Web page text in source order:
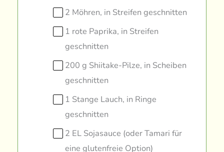
2 Möhren, in Streifen geschnitten
1 rote Paprika, in Streifen
geschnitten
200 g Shiitake-Pilze, in Scheiben
geschnitten
1 Stange Lauch, in Ringe
geschnitten
2 EL Sojasauce (oder Tamari für
eine glutenfreie Option)